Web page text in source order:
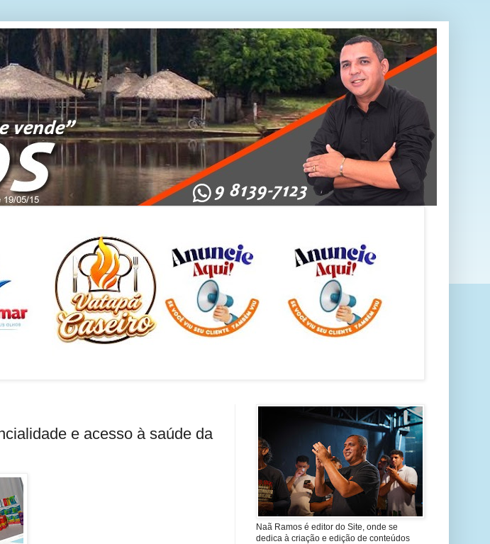
e acesso à saúde da
Naã Ramos é editor do Site, onde se
dedica à criação e edição de conteúdos